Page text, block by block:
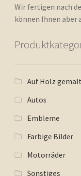
Wir fertigen nach
können Ihnen aber
Auf Holz gemalt
Autos
Embleme
Farbige Bilder
Motorräder
Sonstiges